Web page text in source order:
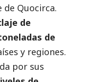
Quocirca.
de
de
y regiones.
por sus